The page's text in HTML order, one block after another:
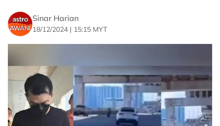
Sinar Harian
18/12/2024 | 15:15 MYT